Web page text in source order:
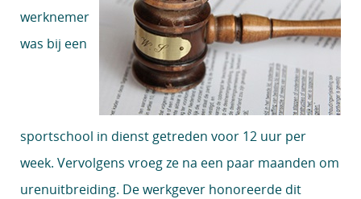
werknemer
was bij een
sportschool in dienst getreden voor 12 uur per
week. Vervolgens vroeg ze na een paar maanden om
urenuitbreiding. De werkgever honoreerde dit